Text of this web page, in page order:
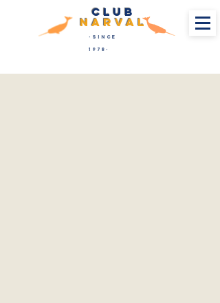
club
NARVAL
-since
1978-